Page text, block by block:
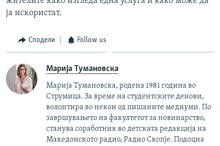
ја искористат.
Сподели Follow us
Марија Тумановска
Марија Тумановска, родена 1981 година во
Струмица. За време на студентските денови,
волонтира во некои од пишаните медиуми. По
завршувањето на факултетот за новинарство,
станува соработник во детската редакција на
Македонското радио, Радио Скопје. Подоцна